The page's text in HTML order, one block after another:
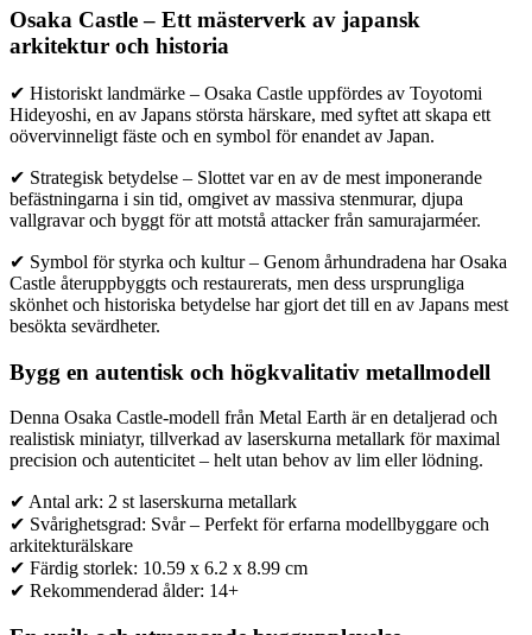
Osaka Castle – Ett mästerverk av japansk
arkitektur och historia
✔ Historiskt landmärke – Osaka Castle uppfördes av Toyotomi
Hideyoshi, en av Japans största härskare, med syftet att skapa ett
oövervinneligt fäste och en symbol för enandet av Japan.
✔ Strategisk betydelse – Slottet var en av de mest imponerande
befästningarna i sin tid, omgivet av massiva stenmurar, djupa
vallgravar och byggt för att motstå attacker från samurajarméer.
✔ Symbol för styrka och kultur – Genom århundradena har Osaka
Castle återuppbyggts och restaurerats, men dess ursprungliga
skönhet och historiska betydelse har gjort det till en av Japans mest
besökta sevärdheter.
Bygg en autentisk och högkvalitativ metallmodell
Denna Osaka Castle-modell från Metal Earth är en detaljerad och
realistisk miniatyr, tillverkad av laserskurna metallark för maximal
precision och autenticitet – helt utan behov av lim eller lödning.
✔ Antal ark: 2 st laserskurna metallark
✔ Svårighetsgrad: Svår – Perfekt för erfarna modellbyggare och
arkitekturälskare
✔ Färdig storlek: 10.59 x 6.2 x 8.99 cm
✔ Rekommenderad ålder: 14+